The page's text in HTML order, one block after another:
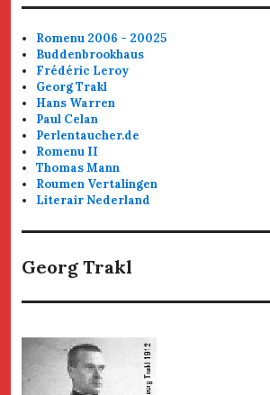
Romenu 2006 - 20025
Buddenbrookhaus
Frédéric Leroy
Georg Trakl
Hans Warren
Paul Celan
Perlentaucher.de
Romenu II
Thomas Mann
Roumen Vertalingen
Literair Nederland
Georg Trakl